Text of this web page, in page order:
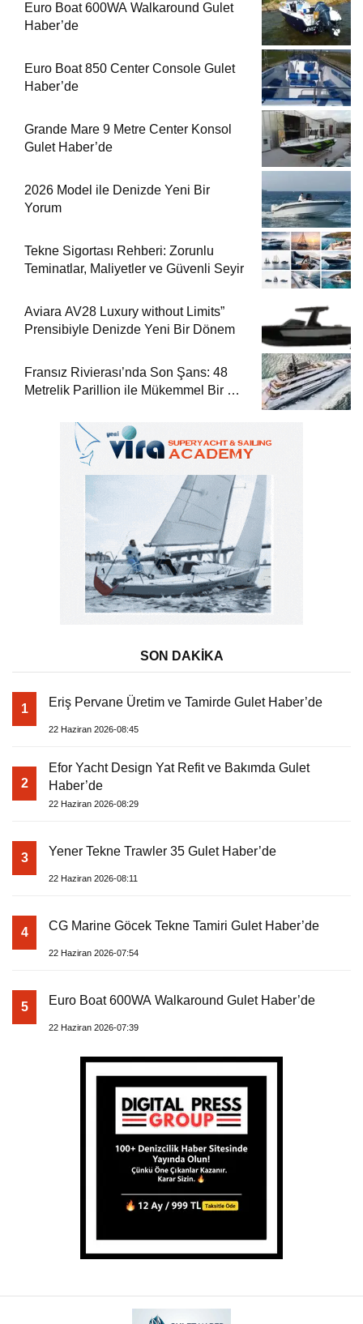
Euro Boat 600WA Walkaround Gulet
Haber’de
Euro Boat 850 Center Console Gulet
Haber’de
Grande Mare 9 Metre Center Konsol
Gulet Haber’de
2026 Model ile Denizde Yeni Bir
Yorum
Tekne Sigortası Rehberi: Zorunlu
Teminatlar, Maliyetler ve Güvenli Seyir
Aviara AV28 Luxury without Limits”
Prensibiyle Denizde Yeni Bir Dönem
Fransız Rivierası’nda Son Şans: 48
Metrelik Parillion ile Mükemmel Bir Yat
SON DAKİKA
1 Eriş Pervane Üretim ve Tamirde Gulet Haber’de
22 Haziran 2026-08:45
2
Efor Yacht Design Yat Refit ve Bakımda Gulet
Haber’de
22 Haziran 2026-08:29
3 Yener Tekne Trawler 35 Gulet Haber’de
22 Haziran 2026-08:11
4 CG Marine Göcek Tekne Tamiri Gulet Haber’de
22 Haziran 2026-07:54
5 Euro Boat 600WA Walkaround Gulet Haber’de
22 Haziran 2026-07:39